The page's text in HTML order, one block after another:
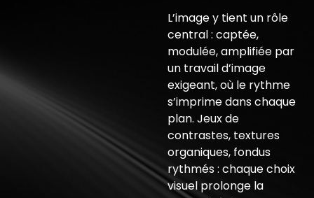
L’image y tient un rôle
central : captée,
modulée, amplifiée par
un travail d’image
exigeant, où le rythme
s’imprime dans chaque
plan. Jeux de
contrastes, textures
organiques, fondus
rythmés : chaque choix
visuel prolonge la